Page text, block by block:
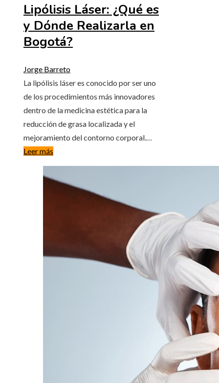
Lipólisis Láser: ¿Qué es
y Dónde Realizarla en
Bogotá?
Jorge Barreto
La lipólisis láser es conocido por ser uno
de los procedimientos más innovadores
dentro de la medicina estética para la
reducción de grasa localizada y el
mejoramiento del contorno corporal.…
Leer más